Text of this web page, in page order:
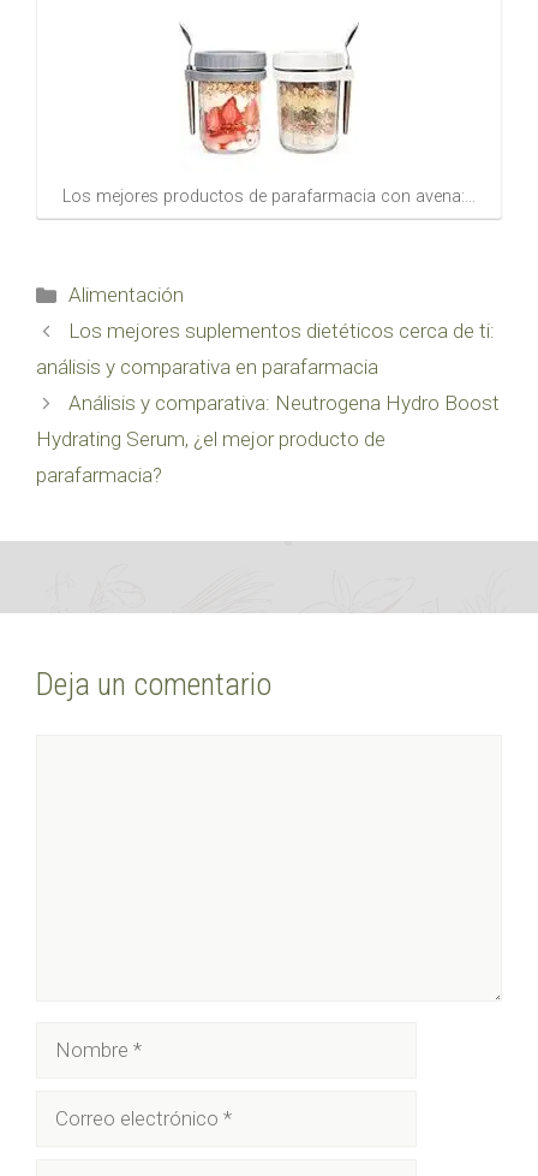
Los mejores productos de parafarmacia con avena:…
Categorías
Alimentación
Los mejores suplementos dietéticos cerca de ti:
análisis y comparativa en parafarmacia
Análisis y comparativa: Neutrogena Hydro Boost
Hydrating Serum, ¿el mejor producto de
parafarmacia?
Deja un comentario